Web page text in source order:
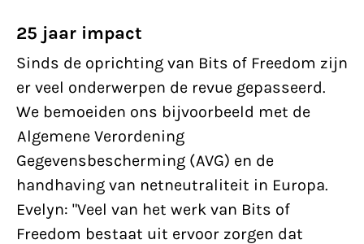
25 jaar impact
Sinds de oprichting van Bits of Freedom zijn
er veel onderwerpen de revue gepasseerd.
We bemoeiden ons bijvoorbeeld met de
Algemene Verordening
Gegevensbescherming (AVG) en de
handhaving van netneutraliteit in Europa.
Evelyn: "Veel van het werk van Bits of
Freedom bestaat uit ervoor zorgen dat